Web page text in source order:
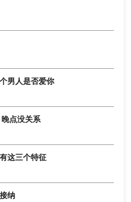
男人是否爱你
点没关系
这三个特征
纳